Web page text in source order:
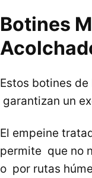
Botines
Estos botines de
garantizan un
El empeine
permite que no
o por rutas